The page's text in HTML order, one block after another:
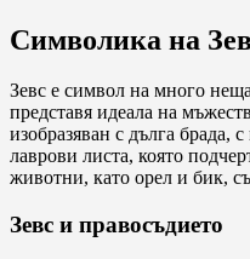
Символика на
Зевс е символ на много
представя идеала на
изобразяван с дълга брада,
лаврови листа, която
животни, като орел и бик,
Зевс и правосъдието